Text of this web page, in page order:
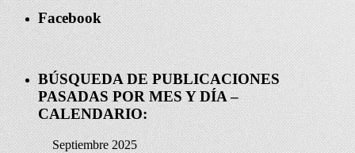
Facebook
BÚSQUEDA DE PUBLICACIONES
PASADAS POR MES Y DÍA –
CALENDARIO:
Septiembre 2025